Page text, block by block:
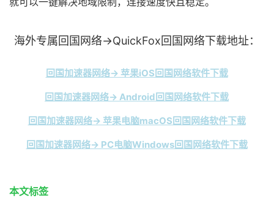
海外专属回国网络→QuickFox回国网络下载地址：
回国加速器网络→ 苹果iOS回国网络软件下载
回国加速器网络→ Android回国网络软件下载
回国加速器网络→ 苹果电脑macOS回国网络软件下载
回国加速器网络→ PC电脑Windows回国网络软件下载
本文标签